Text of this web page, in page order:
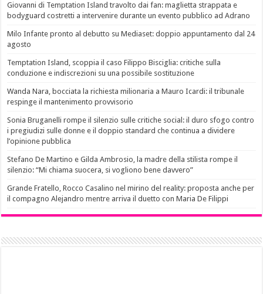
Giovanni di Temptation Island travolto dai fan: maglietta strappata e
bodyguard costretti a intervenire durante un evento pubblico ad Adrano
Milo Infante pronto al debutto su Mediaset: doppio appuntamento dal 24
agosto
Temptation Island, scoppia il caso Filippo Bisciglia: critiche sulla
conduzione e indiscrezioni su una possibile sostituzione
Wanda Nara, bocciata la richiesta milionaria a Mauro Icardi: il tribunale
respinge il mantenimento provvisorio
Sonia Bruganelli rompe il silenzio sulle critiche social: il duro sfogo contro
i pregiudizi sulle donne e il doppio standard che continua a dividere
l’opinione pubblica
Stefano De Martino e Gilda Ambrosio, la madre della stilista rompe il
silenzio: “Mi chiama suocera, si vogliono bene davvero”
Grande Fratello, Rocco Casalino nel mirino del reality: proposta anche per
il compagno Alejandro mentre arriva il duetto con Maria De Filippi